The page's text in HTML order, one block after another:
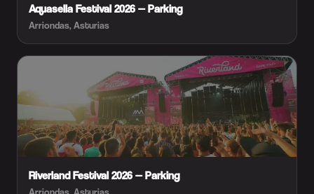
Aquasella Festival 2026 — Parking
Arriondas, Asturias
Riverland Festival 2026 — Parking
Arriondas, Asturias